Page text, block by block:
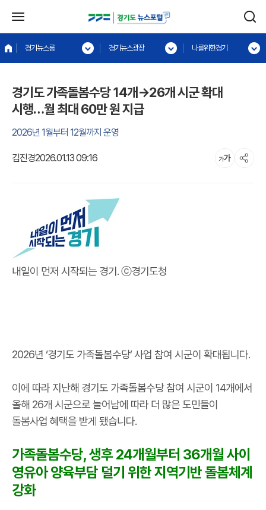
경기뉴스룸 경기뉴스광장 나를위한경기
경기도 가족돌봄수당 14개→26개 시군 확대
시행…월 최대 60만 원 지급
2026년 1월부터 12월까지 운영
김진경2026.01.13 09:16
내일이 먼저 시작되는 경기. ⓒ경기도청
2026년 ‘경기도 가족돌봄수당’ 사업 참여 시군이 확대됩니다.
이에 따라 지난해 경기도 가족돌봄수당 참여 시군이 14개에서
올해 26개 시군으로 늘어남에 따라 더 많은 도민들이
돌봄사업 혜택을 받게 됐습니다.
가족돌봄수당, 생후 24개월부터 36개월 사이
영유아 양육부담 덜기 위한 지역기반 돌봄체계
강화